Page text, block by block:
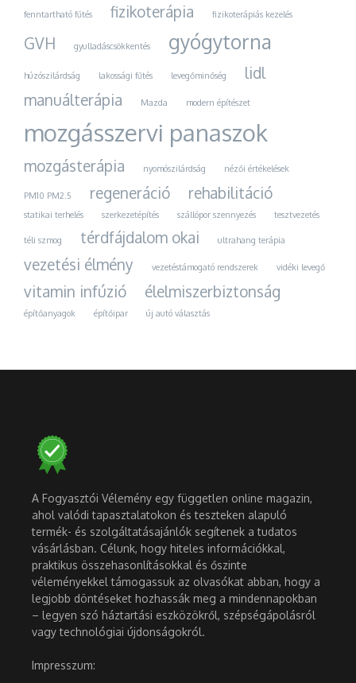
fenntartható fűtés fizikoterápia fizikoterápiás kezelés
GVH gyulladáscsökkentés gyógytorna
húzószilárdság lakossági fűtés levegőminőség
lidl
manuálterápia
Mazda modern építészet
mozgásszervi panaszok
mozgásterápia nyomószilárdság nézői értékelések
PM10 PM2.5 regeneráció rehabilitáció
statikai terhelés szerkezetépítés szállópor szennyezés tesztvezetés
téli szmog térdfájdalom okai ultrahang terápia
vezetési élmény vezetéstámogató rendszerek vidéki levegő
vitamin infúzió élelmiszerbiztonság
építőanyagok építőipar új autó választás
A Fogyasztói Vélemény egy független online magazin,
ahol valódi tapasztalatokon és teszteken alapuló
termék- és szolgáltatásajánlók segítenek a tudatos
vásárlásban. Célunk, hogy hiteles információkkal,
praktikus összehasonlításokkal és őszinte
véleményekkel támogassuk az olvasókat abban, hogy a
legjobb döntéseket hozhassák meg a mindennapokban
– legyen szó háztartási eszközökről, szépségápolásról
vagy technológiai újdonságokról.
Impresszum: